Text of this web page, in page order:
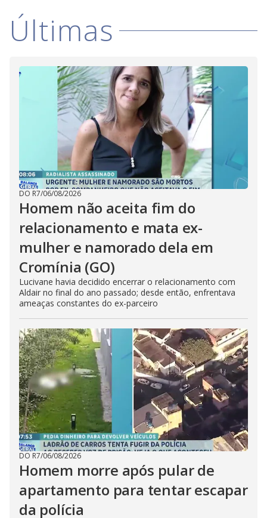
Últimas
DO R7/06/08/2026
Homem não aceita fim do
relacionamento e mata ex-
mulher e namorado dela em
Cromínia (GO)
Lucivane havia decidido encerrar o relacionamento com
Aldair no final do ano passado; desde então, enfrentava
ameaças constantes do ex-parceiro
DO R7/06/08/2026
Homem morre após pular de
apartamento para tentar escapar
da polícia